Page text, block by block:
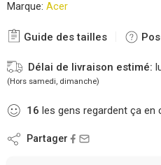
Marque: Acer
Guide des tailles
Délai de livraison estimé:
(Hors samedi, dimanche)
16 les gens regardent ça en
Partager